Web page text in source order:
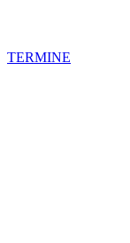
TERMINE